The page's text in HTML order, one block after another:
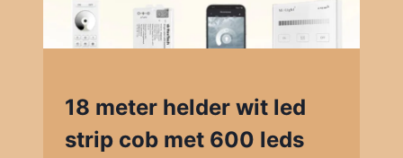
18 meter helder wit led
strip cob met 600 leds